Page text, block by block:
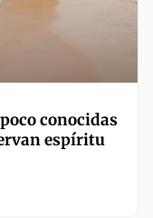
conocidas
espíritu